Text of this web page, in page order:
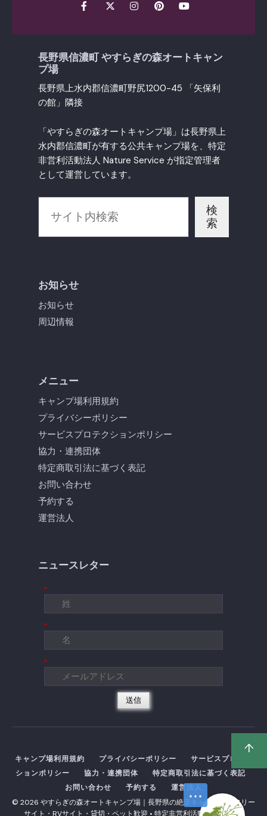
長野県信濃町 やすらぎの森オートキャン
プ場
長野県上水内郡信濃町野尻1200-45 「矢保利
の館」隣接
「やすらぎの森オートキャンプ場」は長野県上
水内郡信濃町が有する公共キャンプ場を、特定
非営利活動法人 Nature Service が指定管理者
として運営しています。
検
索
お知らせ
お知らせ
周辺情報
メニュー
キャンプ場利用規約
プライバシーポリシー
サービスプロテクションポリシー
協力・連携団体
特定商取引法に基づく表記
お問い合わせ
予約する
運営法人
ニュースレター
*
*
*
送信
キャンプ場利用規約 プライバシーポリシー
サービスプロテク
ションポリシー
協力・連携団体
特定商取引法に基づく表記
お問い合わせ
予約する
運営法人
© 2026 やすらぎの森オートキャンプ場｜長野県の絶景キャンプ場・フリー
サイト・RVサイト・貸切・ペット歓迎 • 特定非営利活動法人 Nature
↑